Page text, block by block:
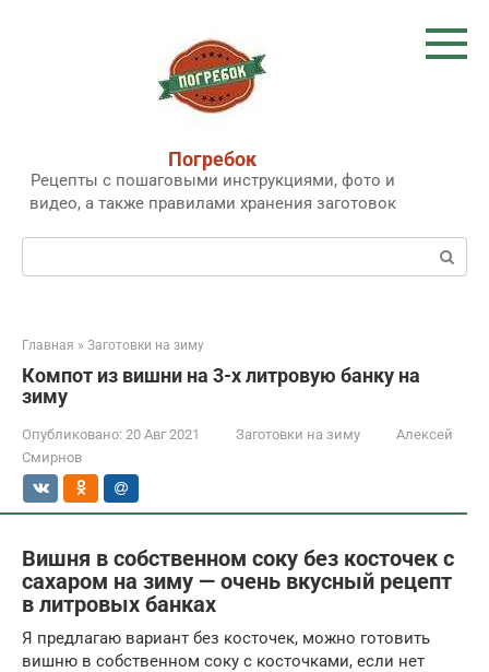
Погребок
Рецепты с пошаговыми инструкциями, фото и
видео, а также правилами хранения заготовок
Поиск:
Главная » Заготовки на зиму
Компот из вишни на 3-х литровую банку на
зиму
Опубликовано: 20 Авг 2021 Заготовки на зиму
Алексей
Смирнов
Вишня в собственном соку без косточек с
сахаром на зиму — очень вкусный рецепт
в литровых банках
Я предлагаю вариант без косточек, можно готовить
вишню в собственном соку с косточками, если нет